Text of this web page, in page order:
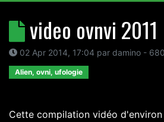
video ovnvi 2011
02 Apr 2014, 17:04 par damino -
Alien, ovni, ufologie
Cette compilation vidéo